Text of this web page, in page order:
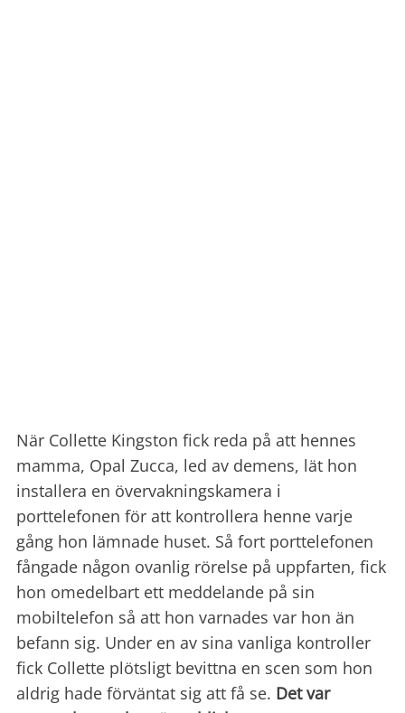
När Collette Kingston fick reda på att hennes
mamma, Opal Zucca, led av demens, lät hon
installera en övervakningskamera i
porttelefonen för att kontrollera henne varje
gång hon lämnade huset. Så fort porttelefonen
fångade någon ovanlig rörelse på uppfarten, fick
hon omedelbart ett meddelande på sin
mobiltelefon så att hon varnades var hon än
befann sig. Under en av sina vanliga kontroller
fick Collette plötsligt bevittna en scen som hon
aldrig hade förväntat sig att få se. Det var